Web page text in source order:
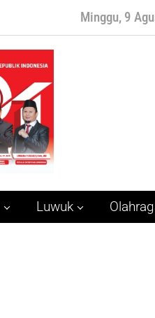
Minggu, 9
Luwuk